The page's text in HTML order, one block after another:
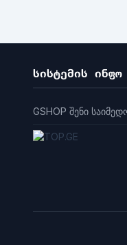
აუდიო ბიტის
მაქს. ბიტის
Wi-Fi
სიხშირის
არხის
პროტოკოლი
სისტემის ინფო
GSHOP შენი